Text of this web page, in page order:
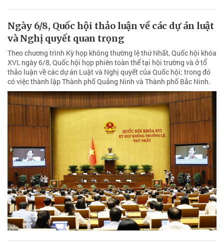
Ngày 6/8, Quốc hội thảo luận về các dự án luật
và Nghị quyết quan trọng
Theo chương trình Kỳ họp không thường lệ thứ Nhất, Quốc hội khóa
XVI, ngày 6/8, Quốc hội họp phiên toàn thể tại hội trường và ở tổ
thảo luận về các dự án Luật và Nghị quyết của Quốc hội; trong đó
có việc thành lập Thành phố Quảng Ninh và Thành phố Bắc Ninh.